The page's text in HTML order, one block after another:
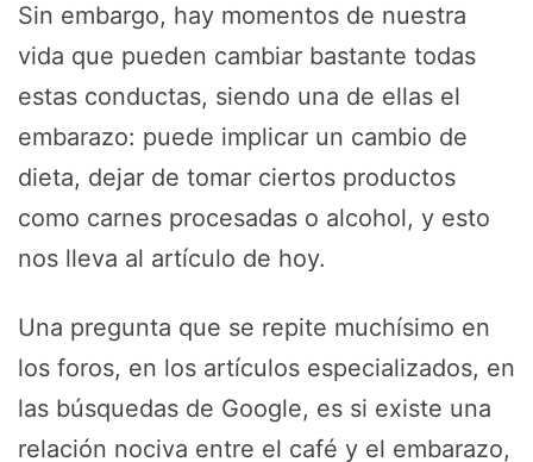
Sin embargo, hay momentos de nuestra
vida que pueden cambiar bastante todas
estas conductas, siendo una de ellas el
embarazo: puede implicar un cambio de
dieta, dejar de tomar ciertos productos
como carnes procesadas o alcohol, y esto
nos lleva al artículo de hoy.
Una pregunta que se repite muchísimo en
los foros, en los artículos especializados, en
las búsquedas de Google, es si existe una
relación nociva entre el café y el embarazo,